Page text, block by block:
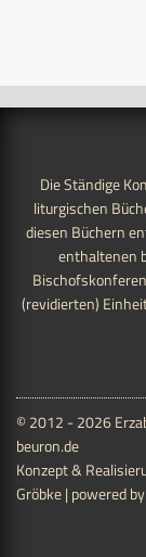
Die Ständige
liturgischen
diesen Büchern
enthaltenen
(revidierten)
© 2012 - 2026
beuron.de
Konzept &
Gröbke| powered by